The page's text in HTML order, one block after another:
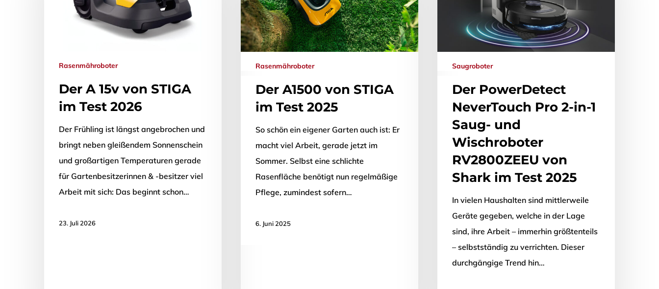
Drücken Sie Enter zum Suchen oder ESC zum Schließen.
Rasenmähroboter
Der A 15v von STIGA
im Test 2026
Der Frühling ist längst angebrochen und
bringt neben gleißendem Sonnenschein
und großartigen Temperaturen gerade
für Gartenbesitzerinnen & -besitzer viel
Arbeit mit sich: Das beginnt schon…
23. Juli 2026
Rasenmähroboter
Der A1500 von STIGA
im Test 2025
So schön ein eigener Garten auch ist: Er
macht viel Arbeit, gerade jetzt im
Sommer. Selbst eine schlichte
Rasenfläche benötigt nun regelmäßige
Pflege, zumindest sofern…
6. Juni 2025
Saugroboter
Der PowerDetect
NeverTouch Pro 2-in-1
Saug- und
Wischroboter
RV2800ZEEU von
Shark im Test 2025
In vielen Haushalten sind mittlerweile
Geräte gegeben, welche in der Lage
sind, ihre Arbeit – immerhin größtenteils
– selbstständig zu verrichten. Dieser
durchgängige Trend hin…